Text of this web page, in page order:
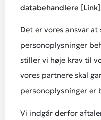
databehandlere [Link]
Det er vores ansvar
personoplysninger
stiller vi høje krav til
vores partnere skal
personoplysninger er
Vi indgår derfor